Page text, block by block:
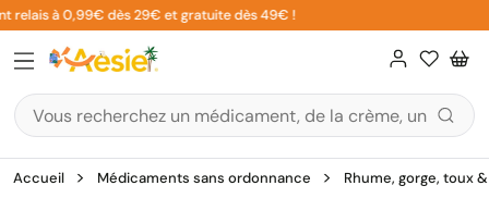
Aller
au
contenu
à 0,99€ dès 29€ et gratuite dès 49€ !
Accueil Médicaments sans ordonnance Rhume, gorge, toux